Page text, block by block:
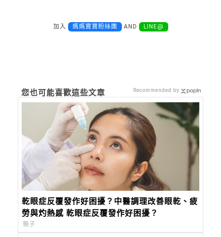
加入 媽媽寶寶粉絲團 AND LINE@
您也可能喜歡這些文章
乾眼症反覆發作好困擾？中醫調理改善眼乾、疲
勞與灼熱感 乾眼症反覆發作好困擾？
親子
Recommended by